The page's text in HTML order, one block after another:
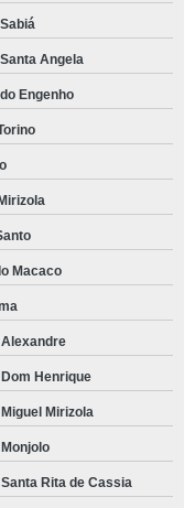
Angela
Engenho
Macaco
Alexandre
Henrique
Mirizola
Rita de Cassia